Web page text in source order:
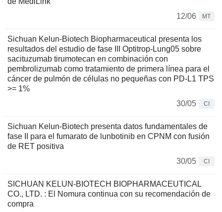
12/06
MT
Sichuan Kelun-Biotech Biopharmaceutical presenta los
resultados del estudio de fase III Optitrop-Lung05 sobre
sacituzumab tirumotecan en combinación con
pembrolizumab como tratamiento de primera línea para el
cáncer de pulmón de células no pequeñas con PD-L1 TPS
>= 1%
30/05
CI
Sichuan Kelun-Biotech presenta datos fundamentales de
fase II para el fumarato de lunbotinib en CPNM con fusión
de RET positiva
30/05
CI
SICHUAN KELUN-BIOTECH BIOPHARMACEUTICAL
CO., LTD. : El Nomura continua con su recomendación de
compra